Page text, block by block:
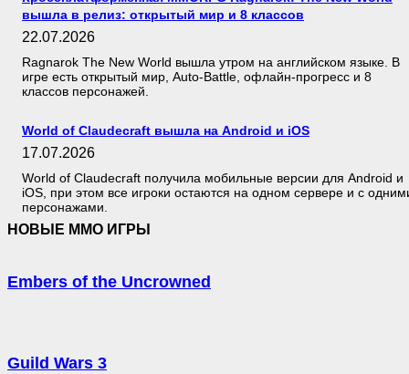
вышла в релиз: открытый мир и 8 классов
22.07.2026
Ragnarok The New World вышла утром на английском языке. В
игре есть открытый мир, Auto-Battle, офлайн-прогресс и 8
классов персонажей.
World of Claudecraft вышла на Android и iOS
17.07.2026
World of Claudecraft получила мобильные версии для Android и
iOS, при этом все игроки остаются на одном сервере и с
персонажами.
НОВЫЕ MMO ИГРЫ
Embers of the Uncrowned
Guild Wars 3